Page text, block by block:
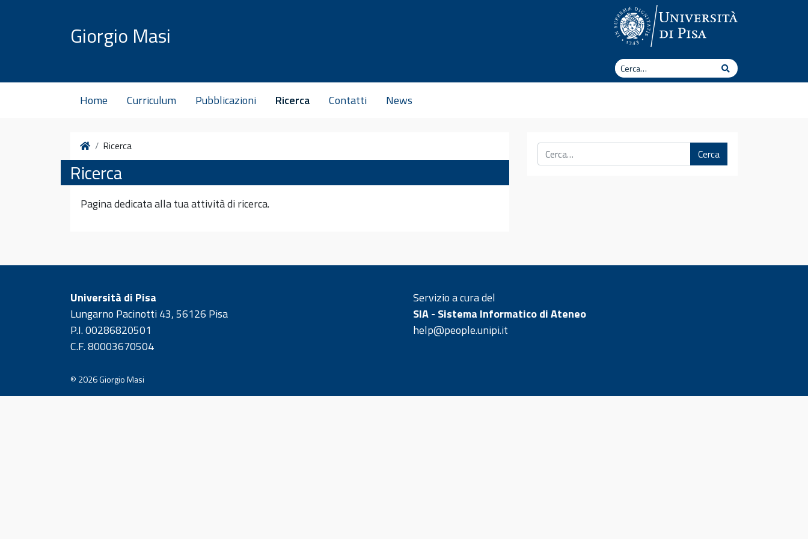
Giorgio Masi
Cerca
Cerca
Home Curriculum Pubblicazioni Ricerca Contatti News
HomeRicerca
Ricerca
Pagina dedicata alla tua attività di ricerca.
Cerca
Università di Pisa
Lungarno Pacinotti 43, 56126 Pisa
P.I. 00286820501
C.F. 80003670504
Servizio a cura del
SIA - Sistema Informatico di Ateneo
help@people.unipi.it
© 2026Giorgio Masi